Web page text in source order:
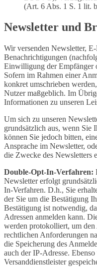
(Art. 6 Abs. 1 S. 1 lit.
Newsletter und
Wir versenden Newsletter,
Benachrichtigungen
Einwilligung der Empfänger
Sofern im Rahmen einer
konkret umschrieben
Nutzer maßgeblich. Im
Informationen zu unseren
Um sich zu unseren
grundsätzlich aus, wenn Sie
können Sie jedoch bitten,
Ansprache im Newsletter,
die Zwecke des Newsletters
Double-Opt-In-Verfahren:
Newsletter erfolgt
In-Verfahren. D.h., Sie
der Sie um die Bestätigung
Bestätigung ist notwendig,
Adressen anmelden kann.
werden protokolliert, um den
rechtlichen Anforderungen
die Speicherung des
auch der IP-Adresse.
Versanddienstleister